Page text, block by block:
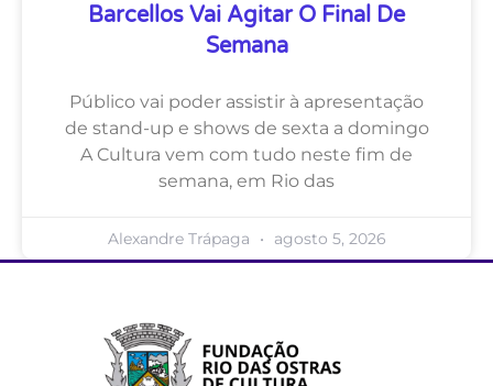
Barcellos Vai Agitar O Final De
Semana
Público vai poder assistir à apresentação
de stand-up e shows de sexta a domingo
A Cultura vem com tudo neste fim de
semana, em Rio das
Alexandre Trápaga agosto 5, 2026